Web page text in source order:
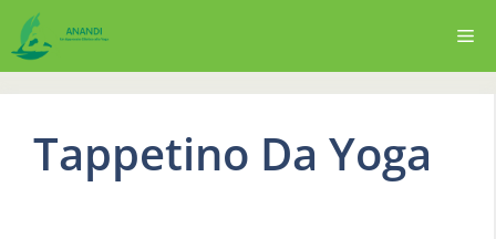
contenuto
Tappetino Da Yoga